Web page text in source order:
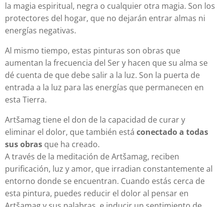
la magia espiritual, negra o cualquier otra magia. Son los
protectores del hogar, que no dejarán entrar almas ni
energías negativas.
Al mismo tiempo, estas pinturas son obras que
aumentan la frecuencia del Ser y hacen que su alma se
dé cuenta de que debe salir a la luz. Son la puerta de
entrada a la luz para las energías que permanecen en
esta Tierra.
Artšamag tiene el don de la capacidad de curar y
eliminar el dolor, que también está conectado a todas
sus obras que ha creado.
A través de la meditación de Artšamag, reciben
purificación, luz y amor, que irradian constantemente al
entorno donde se encuentran. Cuando estás cerca de
esta pintura, puedes reducir el dolor al pensar en